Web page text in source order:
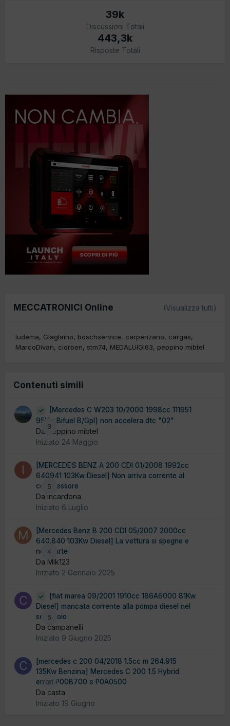
39k
Discussioni Totali
443,3k
Risposte Totali
MECCATRONICI Online (Visualizza tutti)
ludema Glaglaino boschservice carpenzano
cargas
MarcoDivan
ciorben stm74 MEDALUIGI63 peppino mibtel
Contenuti simili
3
[Mercedes C W203 10/2000 1998cc 111951
95Kw Bifuel B/Gpl] non accelera dtc "02"
Da peppino mibtel
Iniziato 24 Maggio
5
[MERCEDES BENZ A 200 CDI 01/2008 1992cc
640941 103Kw Diesel] Non arriva corrente al
compressore
Da incardona
Iniziato 6 Luglio
4
[Mercedes Benz B 200 CDI 05/2007 2000cc
640.840 103Kw Diesel] La vettura si spegne e
non parte
Da Mik123
Iniziato 2 Gennaio 2025
5
[fiat marea 09/2001 1910cc 186A6000 81Kw
Diesel] mancata corrente alla pompa diesel nel
serbatoio
Da campanelli
Iniziato 9 Giugno 2025
0
[mercedes c 200 04/2018 1.5cc m 264.915
135Kw Benzina] Mercedes C 200 1.5 Hybrid
errori P00B700 e P0A0500
Da casta
Iniziato 19 Giugno